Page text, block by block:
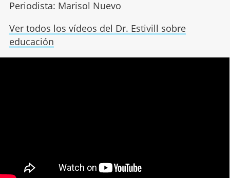
Periodista: Marisol Nuevo
Ver todos los vídeos del Dr. Estivill sobre
educación